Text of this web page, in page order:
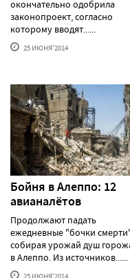
окончательно одобрила
законопроект, согласно
которому вводят......
25 ИЮНЯ'2014
Бойня в Алеппо: 12
авианалётов
Продолжают падать
ежедневные "бочки
собирая урожай душ
в Алеппо. Из источников......